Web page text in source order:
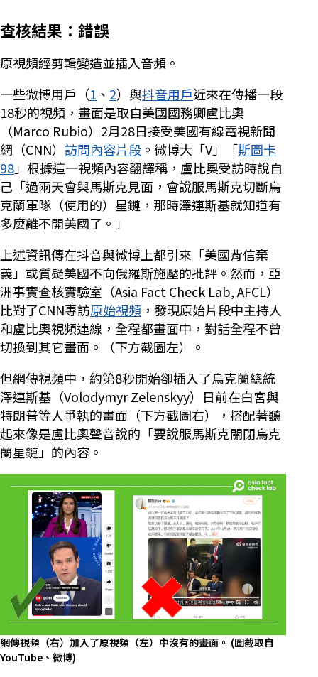
查核結果：錯誤
原視頻經剪輯變造並插入音頻。
一些微博用戶（1 、 2）與抖音用戶近來在傳播一段
18秒的視頻，畫面是取自美國國務卿盧比奧
（Marco Rubio）2月28日接受美國有線電視新聞
網（CNN） 訪問內容片段 。微博大「V」「斯圖卡
98」根據這一視頻內容翻譯稱，盧比奧受訪時說自
己「過兩天會與馬斯克見面，會說服馬斯克切斷烏
克蘭軍隊（使用的）星鏈，那時澤連斯基就知道有
多麼離不開美國了。」
上述資訊傳在抖音與微博上都引來「美國背信棄
義」或質疑美國不向俄羅斯施壓的批評。然而，亞
洲事實查核實驗室（Asia Fact Check Lab, AFCL）
比對了CNN專訪原始視頻 ，發現原始片段中主持人
和盧比奧視頻連線，全程都畫面中，對話全程不曾
切換到其它畫面。（下方截圖左）。
但網傳視頻中，約第8秒開始卻插入了烏克蘭總統
澤連斯基（Volodymyr Zelenskyy）日前在白宮與
特朗普等人爭執的畫面（下方截圖右），搭配著聽
起來像是盧比奧聲音說的「要說服馬斯克關閉烏克
蘭星鏈」的內容。
網傳視頻（右）加入了原視頻（左）中沒有的畫面。 (圖截取自
YouTube、微博)